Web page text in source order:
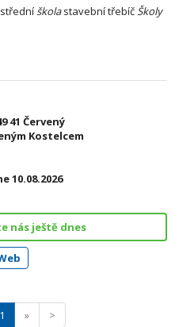
školastavební třebíčŠkoly
41 Červený
Kostelcem
10.08.2026
nás ještě dnes
1 » >